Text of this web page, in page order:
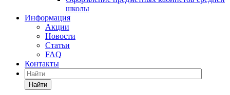
школы
Информация
Акции
Новости
Статьи
FAQ
Контакты
Найти